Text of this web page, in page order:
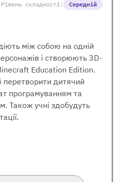
Рівень складності: Середній
між собою на одній
і створюють 3D-
Education Edition.
дитячий
програмуванням та
Також учні здобудуть